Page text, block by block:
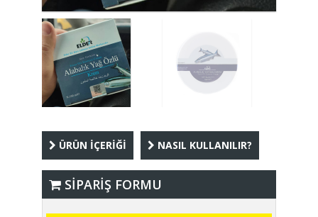
ÜRÜN İÇERİĞİ NASIL KULLANILIR?
SİPARİŞ FORMU